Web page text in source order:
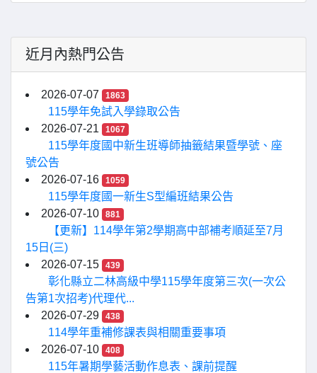
近月內熱門公告
2026-07-07 1863
115學年免試入學錄取公告
2026-07-21
1067
115學年度國中新生班導師抽籤結果暨學號、座
號公告
2026-07-16
1059
115學年度國一新生S型編班結果公告
2026-07-10
881
【更新】114學年第2學期高中部補考順延至7月
15日(三)
2026-07-15
439
彰化縣立二林高級中學115學年度第三次(一次公
告第1次招考)代理代...
2026-07-29
438
114學年重補修課表與相關重要事項
2026-07-10
408
115年暑期學藝活動作息表、課前提醒